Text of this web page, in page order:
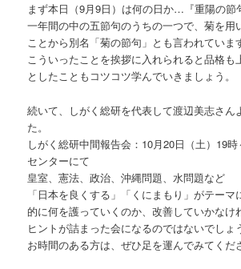
まず本日（9月9日）は何の日か…『重陽の節
一年間の中の五節句のうちの一つで、菊を用
ことから別名「菊の節句」とも言われていま
こういったことを挨拶に入れられると品格も
としたこともコツコツ学んでいきましょう。
続いて、しがく総研を代表して渡辺美志さん
た。
しがく総研中間報告会：10月20日（土）19
センターにて
皇室、憲法、政治、沖縄問題、水問題など
「日本を良くする」「くにまもり」がテー
的に何を護っていくのか、改善していかなけ
ヒントが詰まった会になるのではないでしょ
お時間のある方は、ぜひ足を運んでみてくだ